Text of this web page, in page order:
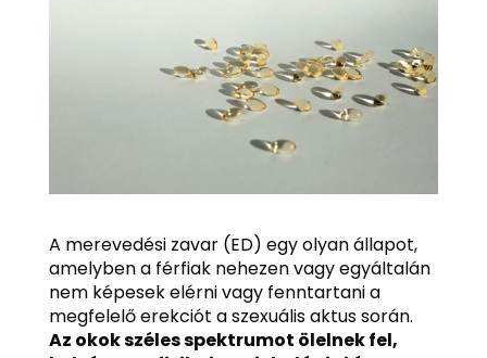
A merevedési zavar (ED) egy olyan állapot,
amelyben a férfiak nehezen vagy egyáltalán
nem képesek elérni vagy fenntartani a
megfelelő erekciót a szexuális aktus során.
Az okok széles spektrumot ölelnek fel,